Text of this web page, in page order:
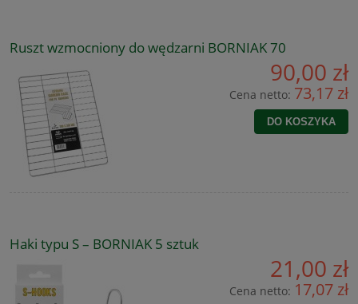
Ruszt wzmocniony do wędzarni BORNIAK 70
90,00 zł
Cena netto: 73,17 zł
DO KOSZYKA
Haki typu S – BORNIAK 5 sztuk
21,00 zł
Cena netto: 17,07 zł